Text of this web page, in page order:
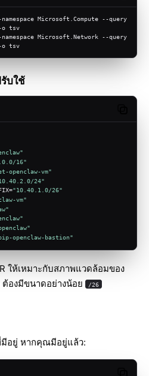
Microsoft.Compute --query
o tsv
Microsoft.Network --query
o tsv
บใช้
16"
openclaw-vm"
24"
"10.40.1.0/26"
vm"
openclaw-bastion"
ให้เหมาะกับสภาพแวดล้อมของ
องมีขนาดอย่างน้อย
/26
อยู่ หากคุณมีอยู่แล้ว: